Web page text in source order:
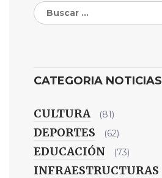
Buscar:
CATEGORIA NOTICIAS
CULTURA (81)
DEPORTES (62)
EDUCACIÓN (73)
INFRAESTRUCTURAS